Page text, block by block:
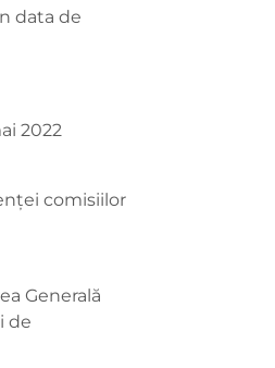
data de
2022
comisiilor
Generală
de